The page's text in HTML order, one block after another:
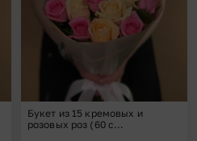
Букет из 15 кремовых и
розовых роз (60 с...